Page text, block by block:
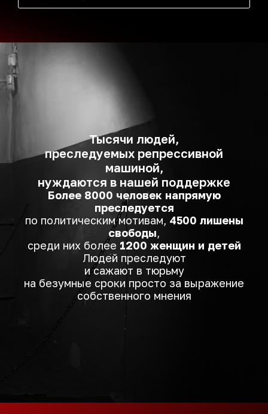
Тысячи людей,
преследуемых репрессивной
машиной,
нуждаются в нашей поддержке
Более 8000 человек напрямую
преследуется
по политическим мотивам, 4500 лишены
свободы,
среди них более 1200 женщин и детей
Людей преследуют
и сажают в тюрьму
на безумные сроки просто за выражение
собственного мнения